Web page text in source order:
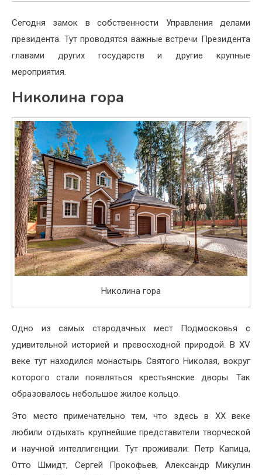
Сегодня замок в собственности Управления делами
президента. Тут проводятся важные встречи Президента
главами других государств и другие крупные
мероприятия.
Николина гора
Николина гора
Одно из самых стародачных мест Подмосковья с
удивительной историей и превосходной природой. В XV
веке тут находился монастырь Святого Николая, вокруг
которого стали появляться крестьянские дворы. Так
образовалось небольшое жилое кольцо.
Это место примечательно тем, что здесь в XX веке
любили отдыхать крупнейшие представители творческой
и научной интеллигенции. Тут проживали: Петр Капица,
Отто Шмидт, Сергей Прокофьев, Александр Микулин